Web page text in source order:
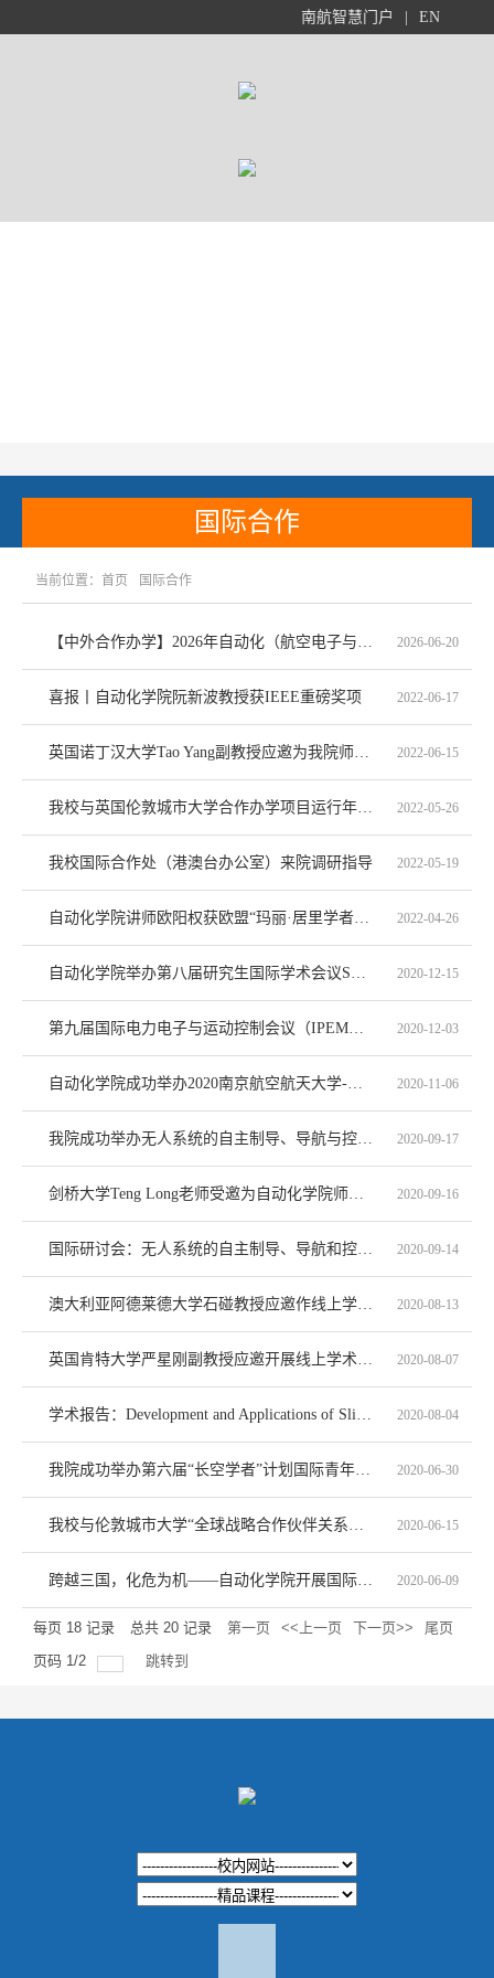
南航智慧门户 EN
国际合作
当前位置： 首页 国际合作
2026-06-20
喜报丨自动化学院阮新波教授获IEEE重磅奖项 2022-06-17
2022-06-15
2022-05-26
我校国际合作处（港澳台办公室）来院调研指导 2022-05-19
2022-04-26
2020-12-15
2020-12-03
2020-11-06
2020-09-17
2020-09-16
2020-09-14
2020-08-13
2020-08-07
2020-08-04
2020-06-30
2020-06-15
2020-06-09
每页 18 记录 总共 20 记录 第一页 <<上一页 下一页>>
尾页
页码 1 /2 跳转到